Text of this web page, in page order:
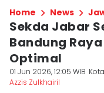
Home News
Sekda Jabar
Bandung
Optimal
01 Jun 2026, 12:05 WIB
Azzis Zulkhairil